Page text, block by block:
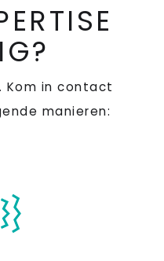
Kom in contact
manieren: